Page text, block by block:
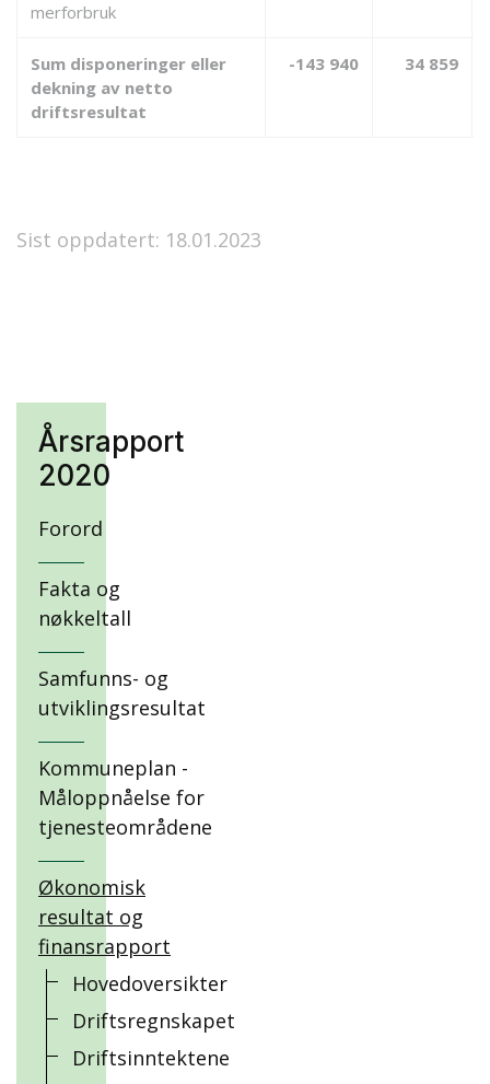
Årsrapport
2020
Forord
Fakta og
nøkkeltall
Samfunns- og
utviklingsresultat
Kommuneplan -
Måloppnåelse for
tjenesteområdene
Økonomisk
resultat og
finansrapport
Hovedoversikter
Driftsregnskapet
Driftsinntektene
merforbruk
Sum disponeringer eller
dekning av netto
driftsresultat
-143 940 34 859
Sist oppdatert: 18.01.2023